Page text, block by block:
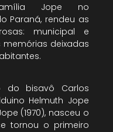
Jope no
Paraná, rendeu as
municipal e
deixadas
do bisavô Carlos
Helmuth Jope
(1970), nasceu o
tornou o primeiro